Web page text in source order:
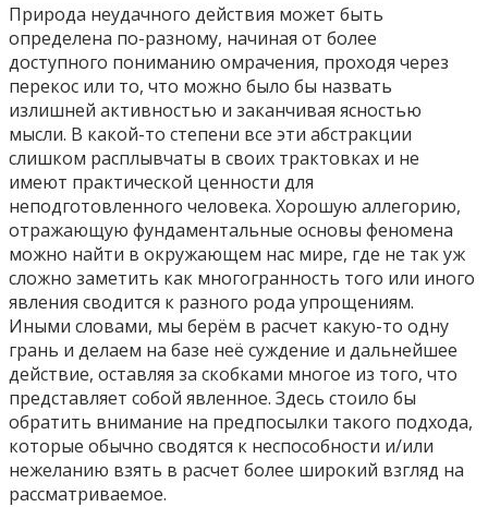
Природа неудачного действия может быть
определена по-разному, начиная от более
доступного пониманию омрачения, проходя через
перекос или то, что можно было бы назвать
излишней активностью и заканчивая ясностью
мысли. В какой-то степени все эти абстракции
слишком расплывчаты в своих трактовках и не
имеют практической ценности для
неподготовленного человека. Хорошую аллегорию,
отражающую фундаментальные основы феномена
можно найти в окружающем нас мире, где не так уж
сложно заметить как многогранность того или иного
явления сводится к разного рода упрощениям.
Иными словами, мы берём в расчет какую-то одну
грань и делаем на базе неё суждение и дальнейшее
действие, оставляя за скобками многое из того, что
представляет собой явленное. Здесь стоило бы
обратить внимание на предпосылки такого подхода,
которые обычно сводятся к неспособности и/или
нежеланию взять в расчет более широкий взгляд на
рассматриваемое.